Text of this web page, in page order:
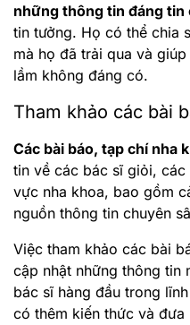
những thông tin đáng tin
tin tưởng. Họ có thể chia
mà họ đã trải qua và
lầm không đáng có.
Tham khảo các bài
Các bài báo, tạp chí nha
tin về các bác sĩ giỏi,
vực nha khoa, bao gồm
nguồn thông tin chuyên
Việc tham khảo các bài
cập nhật những thông tin
bác sĩ hàng đầu trong
có thêm kiến thức và